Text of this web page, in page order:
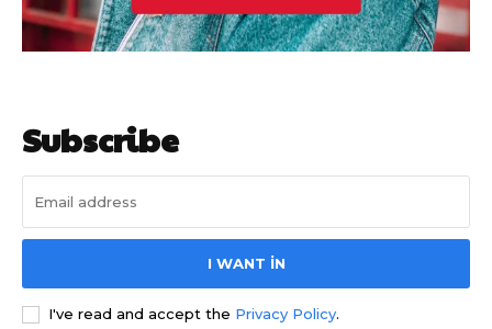
Subscribe
I WANT IN
I've read and accept the Privacy Policy.